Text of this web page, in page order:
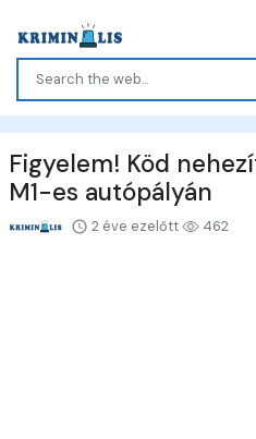
Figyelem! Köd
M1-es autópályán
2 éve ezelőtt 462